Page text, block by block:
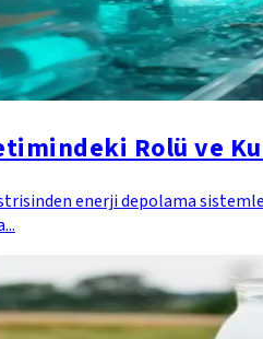
Rolü ve
enerji depolama